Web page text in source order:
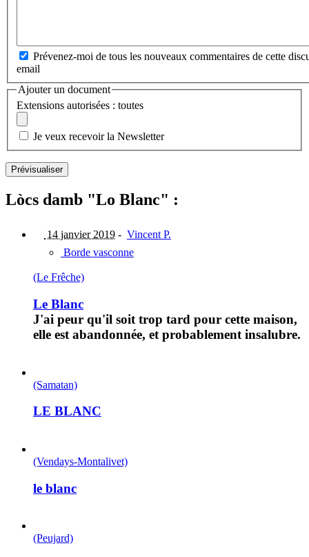
Prévenez-moi de tous les nouveaux commentaires de cette
email
Ajouter un document
Extensions autorisées : toutes
Je veux recevoir la Newsletter
Lòcs damb "Lo Blanc" :
14 janvier 2019 - Vincent P.
Borde vasconne
(Le Frêche)
Le Blanc
J'ai peur qu'il soit trop tard pour cette maison,
elle est abandonnée, et probablement insalubre.
(Samatan)
LE BLANC
(Vendays-Montalivet)
le blanc
(Peujard)